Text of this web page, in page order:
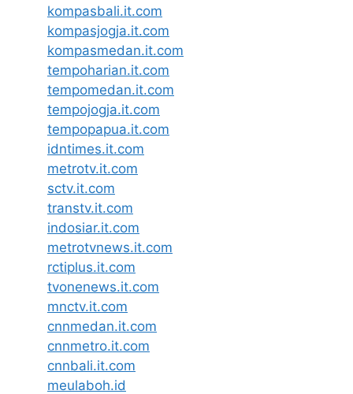
kompasbali.it.com
kompasjogja.it.com
kompasmedan.it.com
tempoharian.it.com
tempomedan.it.com
tempojogja.it.com
tempopapua.it.com
idntimes.it.com
metrotv.it.com
sctv.it.com
transtv.it.com
indosiar.it.com
metrotvnews.it.com
rctiplus.it.com
tvonenews.it.com
mnctv.it.com
cnnmedan.it.com
cnnmetro.it.com
cnnbali.it.com
meulaboh.id